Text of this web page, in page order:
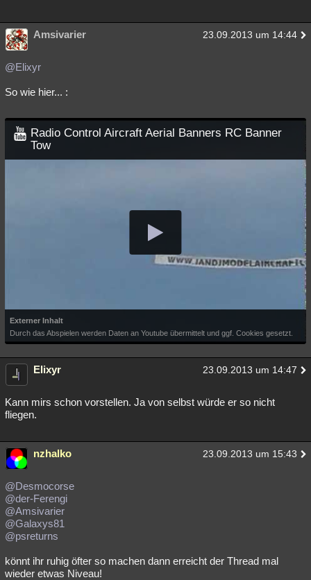
Übersichten
Lesenswert
Amsivarier 23.09.2013 um 14:44
@Elixyr
So wie hier... :
Radio Control Aircraft Aerial Banners RC Banner
Tow
Externer Inhalt
Durch das Abspielen werden Daten an Youtube übermittelt und ggf. Cookies gesetzt.
Elixyr 23.09.2013 um 14:47
Kann mirs schon vorstellen. Ja von selbst würde er so nicht
fliegen.
nzhalko 23.09.2013 um 15:43
@Desmocorse
@der-Ferengi
@Amsivarier
@Galaxys81
@psreturns
könnt ihr ruhig öfter so machen dann erreicht der Thread mal
wieder etwas Niveau!